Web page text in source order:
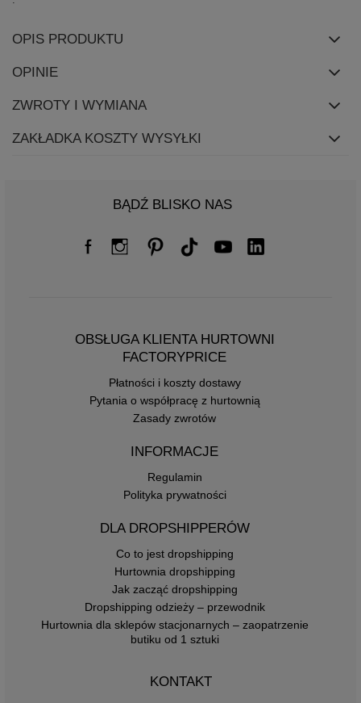
OPIS PRODUKTU
OPINIE
ZWROTY I WYMIANA
ZAKŁADKA KOSZTY WYSYŁKI
BĄDŹ BLISKO NAS
OBSŁUGA KLIENTA HURTOWNI
FACTORYPRICE
Płatności i koszty dostawy
Pytania o współpracę z hurtownią
Zasady zwrotów
INFORMACJE
Regulamin
Polityka prywatności
DLA DROPSHIPPERÓW
Co to jest dropshipping
Hurtownia dropshipping
Jak zacząć dropshipping
Dropshipping odzieży – przewodnik
Hurtownia dla sklepów stacjonarnych – zaopatrzenie
butiku od 1 sztuki
KONTAKT